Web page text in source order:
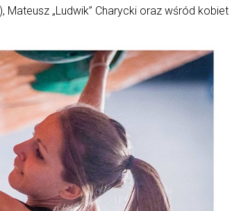
„Ludwik” Charycki oraz wśród kobiet